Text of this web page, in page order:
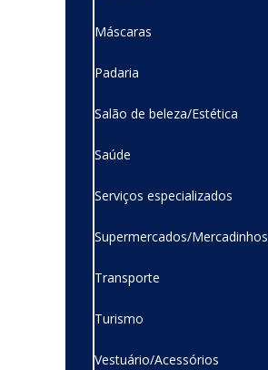
Máscaras
Padaria
Salão de beleza/Estética
Saúde
Serviços especializados
Supermercados/Mercadinhos
Transporte
Turismo
Vestuário/Acessórios